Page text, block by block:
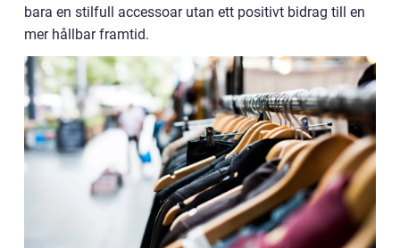
bara en stilfull accessoar utan ett positivt bidrag till en
mer hållbar framtid.